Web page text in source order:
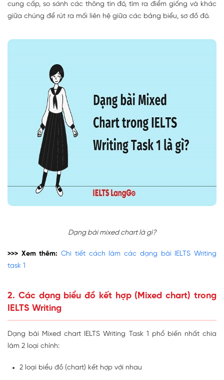
cung cấp, so sánh các thông tin đó, tìm ra điểm giống và khác
giữa chúng để rút ra mối liên hệ giữa các bảng biểu, sơ đồ đó.
Dạng bài mixed chart là gì?
>>> Xem thêm:Chi tiết cách làm các dạng bài IELTS Writing
task 1
2. Các dạng biểu đồ kết hợp (Mixed chart) trong
IELTS Writing
Dạng bài Mixed chart IELTS Writing Task 1 phổ biến nhất chia
làm 2 loại chính:
2 loại biểu đồ (chart) kết hợp với nhau